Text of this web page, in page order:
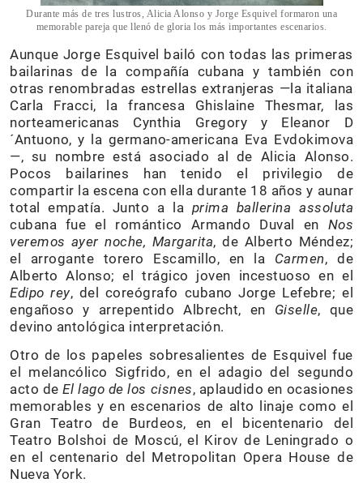
Durante más de tres lustros, Alicia Alonso y Jorge Esquivel formaron una
memorable pareja que llenó de gloria los más importantes escenarios.
Aunque Jorge Esquivel bailó con todas las primeras
bailarinas de la compañía cubana y también con
otras renombradas estrellas extranjeras —la italiana
Carla Fracci, la francesa Ghislaine Thesmar, las
norteamericanas Cynthia Gregory y Eleanor D
´Antuono, y la germano-americana Eva Evdokimova
—, su nombre está asociado al de Alicia Alonso.
Pocos bailarines han tenido el privilegio de
compartir la escena con ella durante 18 años y aunar
total empatía. Junto a la prima ballerina assoluta
cubana fue el romántico Armando Duval en Nos
veremos ayer noche, Margarita, de Alberto Méndez;
el arrogante torero Escamillo, en la Carmen, de
Alberto Alonso; el trágico joven incestuoso en el
Edipo rey, del coreógrafo cubano Jorge Lefebre; el
engañoso y arrepentido Albrecht, en Giselle, que
devino antológica interpretación.
Otro de los papeles sobresalientes de Esquivel fue
el melancólico Sigfrido, en el adagio del segundo
acto deEl lago de los cisnes, aplaudido en ocasiones
memorables y en escenarios de alto linaje como el
Gran Teatro de Burdeos, en el bicentenario del
Teatro Bolshoi de Moscú, el Kirov de Leningrado o
en el centenario del Metropolitan Opera House de
Nueva York.